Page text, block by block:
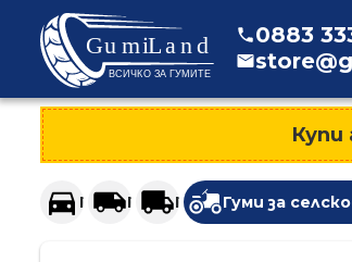
0883
Купи
Гуми за леки автомобили и
Гуми за лекотоварни
Гуми заГуми за